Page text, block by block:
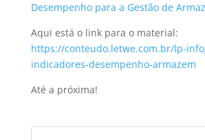
Desempenho para a Gestão de
Aqui está o link para o material:
https://conteudo.letwe.com.br/lp-
indicadores-desempenho-armazem
Até a próxima!